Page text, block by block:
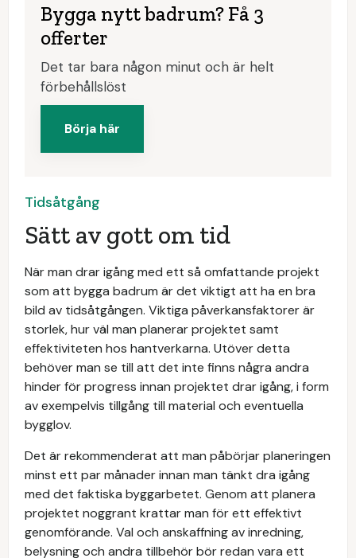
Bygga nytt badrum? Få 3
offerter
Det tar bara någon minut och är helt
förbehållslöst
Börja här
Tidsåtgång
Sätt av gott om tid
När man drar igång med ett så omfattande projekt
som att bygga badrum är det viktigt att ha en bra
bild av tidsåtgången. Viktiga påverkansfaktorer är
storlek, hur väl man planerar projektet samt
effektiviteten hos hantverkarna. Utöver detta
behöver man se till att det inte finns några andra
hinder för progress innan projektet drar igång, i form
av exempelvis tillgång till material och eventuella
bygglov.
Det är rekommenderat att man påbörjar planeringen
minst ett par månader innan man tänkt dra igång
med det faktiska byggarbetet. Genom att planera
projektet noggrant krattar man för ett effektivt
genomförande. Val och anskaffning av inredning,
belysning och andra tillbehör bör redan vara ett